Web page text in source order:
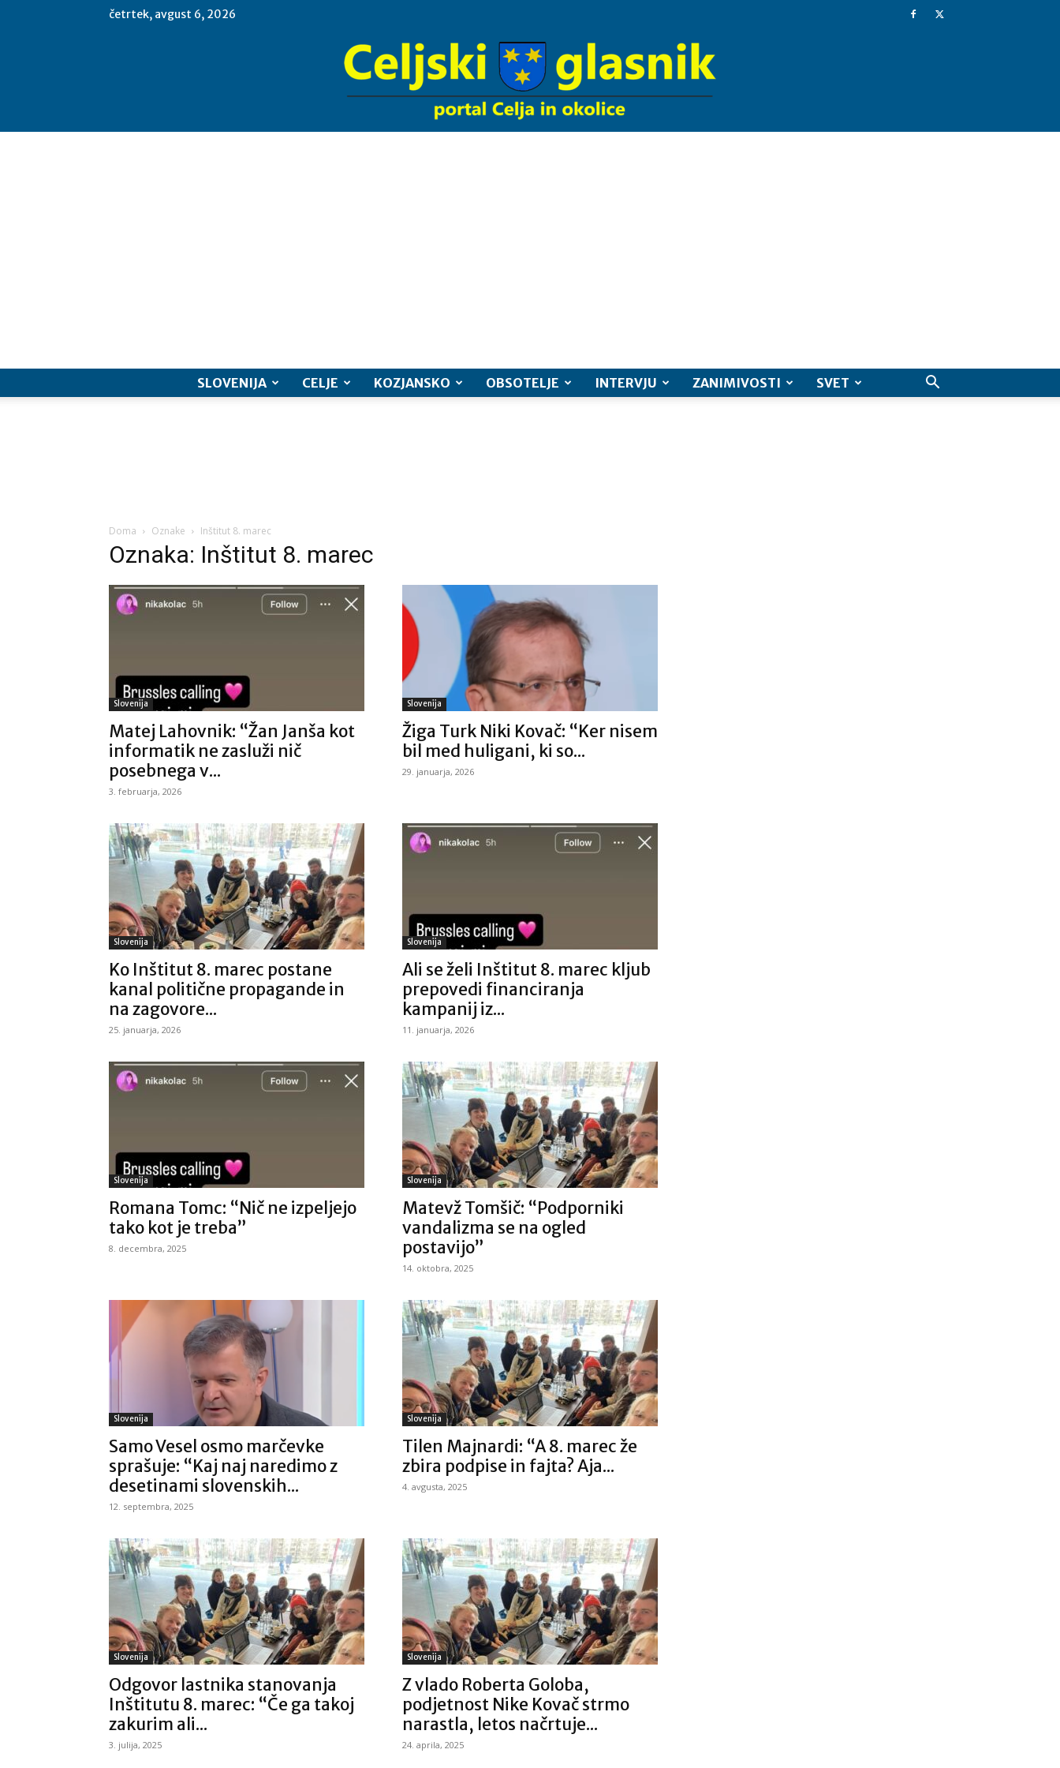
četrtek, avgust 6, 2026
SLOVENIJA CELJE KOZJANSKO OBSOTELJE INTERVJU ZANIMIVOSTI SVET
Doma Oznake Inštitut 8. marec
Oznaka: Inštitut 8. marec
Slovenija
Matej Lahovnik: “Žan Janša kot
informatik ne zasluži nič
posebnega v...
3. februarja, 2026
Slovenija
Žiga Turk Niki Kovač: “Ker nisem
bil med huligani, ki so...
29. januarja, 2026
Slovenija
Ko Inštitut 8. marec postane
kanal politične propagande in
na zagovore...
25. januarja, 2026
Slovenija
Ali se želi Inštitut 8. marec kljub
prepovedi financiranja
kampanij iz...
11. januarja, 2026
Slovenija
Romana Tomc: “Nič ne izpeljejo
tako kot je treba”
8. decembra, 2025
Slovenija
Matevž Tomšič: “Podporniki
vandalizma se na ogled
postavijo”
14. oktobra, 2025
Slovenija
Samo Vesel osmo marčevke
sprašuje: “Kaj naj naredimo z
desetinami slovenskih...
12. septembra, 2025
Slovenija
Tilen Majnardi: “A 8. marec že
zbira podpise in fajta? Aja...
4. avgusta, 2025
Slovenija
Odgovor lastnika stanovanja
Inštitutu 8. marec: “Če ga takoj
zakurim ali...
3. julija, 2025
Slovenija
Z vlado Roberta Goloba,
podjetnost Nike Kovač strmo
narastla, letos načrtuje...
24. aprila, 2025